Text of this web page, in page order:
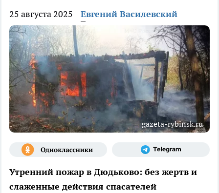
25 августа 2025 Евгений Василевский
gazeta-rybinsk.ru
Утренний пожар в Дюдьково: без жертв и
слаженные действия спасателей